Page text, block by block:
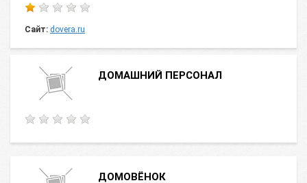
Сайт: dovera.ru
ДОМАШНИЙ ПЕРСОНАЛ
ДОМОВЁНОК